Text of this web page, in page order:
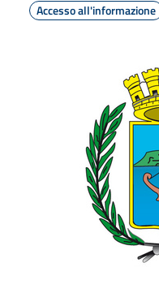
Accesso all'informazione